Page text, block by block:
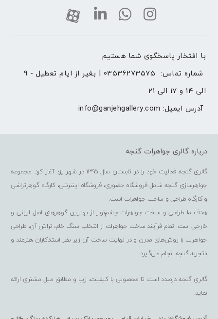
با افتخار پاسخگوی شما هستیم
شماره تماس:
الی 14 و 17 الی 21
آدرس ایمیل: info@ganjehgallery.com
درباره گالری جواهرات گنجه
گالری گنجه فعالیت خود را در تابستان سال 1395 در شهر یزد آغاز کرد. مجموعه
جواهرسازی گنجه شامل فروشگاه حضوری، فروشگاه اینترنتی، کارگاه گوهرتراشی
و کارگاه طراحی و ساخت جواهرات است.
هدف ما طراحی و ساخت جواهرات چشم‌نواز از بهترین گوهرهای اصل ایرانی و
خارجی است. تمام فرآیند ساخت جواهرات از انتخاب سنگ خام، تراش آن، طراحی
جواهرات با روش‌های مدرن و در نهایت ساخت آن زیر نظر استادکاران هنرمند و
باتجربه گنجه انجام می‌گیرد.
گالری گنجه درصدد است تا محصولی با کیفیت، زیبا و مطابق میل مشتری ارائه
نماید.